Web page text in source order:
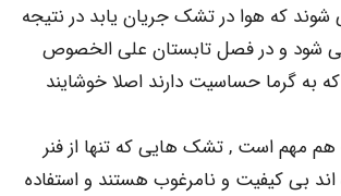
در تشک جریان یابد در نتیجه
فصل تابستان علی الخصوص
حساسیت دارند اصلا خوشایند
, تشک هایی که تنها از فنر
و نامرغوب هستند و استفاده